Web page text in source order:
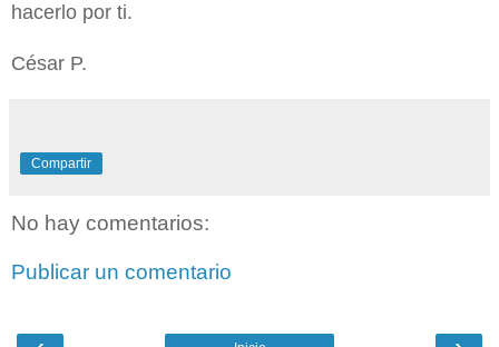
hacerlo por ti.
César P.
Compartir
No hay comentarios:
Publicar un comentario